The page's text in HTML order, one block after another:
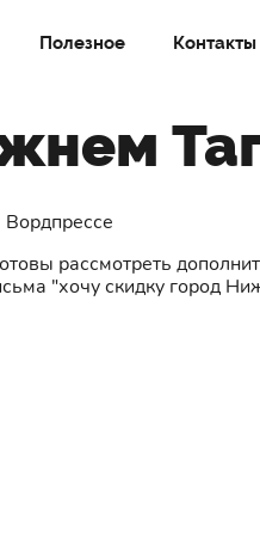
Полезное Контакты
рассмотреть
"хочу скидку город